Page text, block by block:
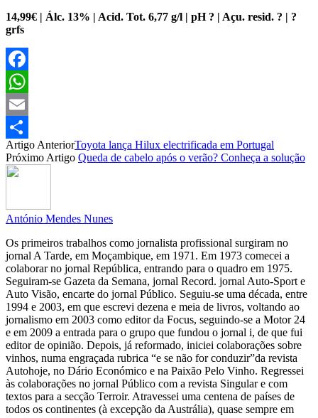
14,99€ | Álc. 13% | Acid. Tot. 6,77 g/l | pH ? | Açu. resid. ? | ?
grfs
Facebook
WhatsApp
Email
Partilhar
Artigo AnteriorToyota lança Hilux electrificada em Portugal
Próximo Artigo Queda de cabelo após o verão? Conheça a solução
António Mendes Nunes
Os primeiros trabalhos como jornalista profissional surgiram no
jornal A Tarde, em Moçambique, em 1971. Em 1973 comecei a
colaborar no jornal República, entrando para o quadro em 1975.
Seguiram-se Gazeta da Semana, jornal Record. jornal Auto-Sport e
Auto Visão, encarte do jornal Público. Seguiu-se uma década, entre
1994 e 2003, em que escrevi dezena e meia de livros, voltando ao
jornalismo em 2003 como editor da Focus, seguindo-se a Motor 24
e em 2009 a entrada para o grupo que fundou o jornal i, de que fui
editor de opinião. Depois, já reformado, iniciei colaborações sobre
vinhos, numa engraçada rubrica “e se não for conduzir”da revista
Autohoje, no Dário Económico e na Paixão Pelo Vinho. Regressei
às colaborações no jornal Público com a revista Singular e com
textos para a secção Terroir. Atravessei uma centena de países de
todos os continentes (à excepção da Austrália), quase sempre em